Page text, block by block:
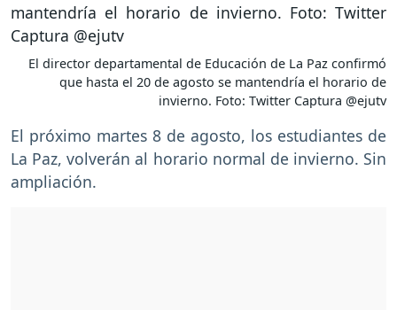
El director departamental de Educación de La Paz confirmó
que hasta el 20 de agosto se mantendría el horario de
invierno. Foto: Twitter Captura @ejutv
El próximo martes 8 de agosto, los estudiantes de
La Paz, volverán al horario normal de invierno. Sin
ampliación.